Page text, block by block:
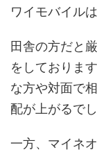
ワイモバイルは
田舎の方だと
をしておりま
な方や対面で
配が上がるでし
一方、マイネオ